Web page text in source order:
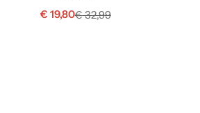
€32,99
€ 19,80